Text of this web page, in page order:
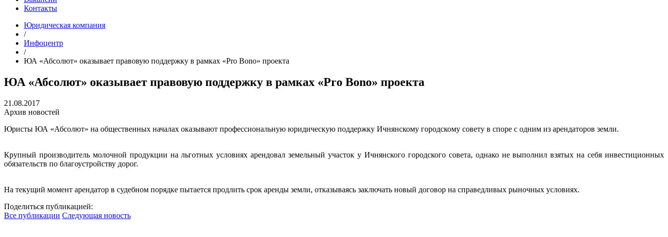
Контакты
Юридическая компания
/
Инфоцентр
/
ЮА «Абсолют» оказывает правовую поддержку в рамках «Pro Bono» проекта
ЮА «Абсолют» оказывает правовую поддержку в рамках «Pro Bono» проекта
21.08.2017
Архив новостей
Юристы ЮА «Абсолют» на общественных началах оказывают профессиональную юридическую поддержку Ичнянскому городскому совету в споре с одним из арендаторов земли.
Крупный производитель молочной продукции на льготных условиях арендовал земельный участок у Ичнянского городского совета, однако не выполнил взятых на себя инвестиционных
обязательств по благоустройству дорог.
На текущий момент арендатор в судебном порядке пытается продлить срок аренды земли, отказываясь заключать новый договор на справедливых рыночных условиях.
Поделиться публикацией:
Все публикации Следующая новость